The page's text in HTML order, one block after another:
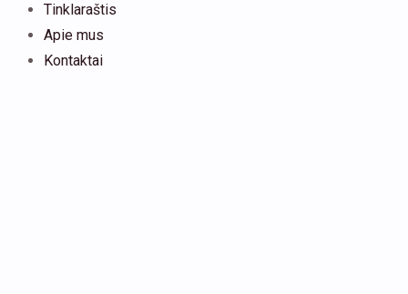
Tinklaraštis
Apie mus
Kontaktai